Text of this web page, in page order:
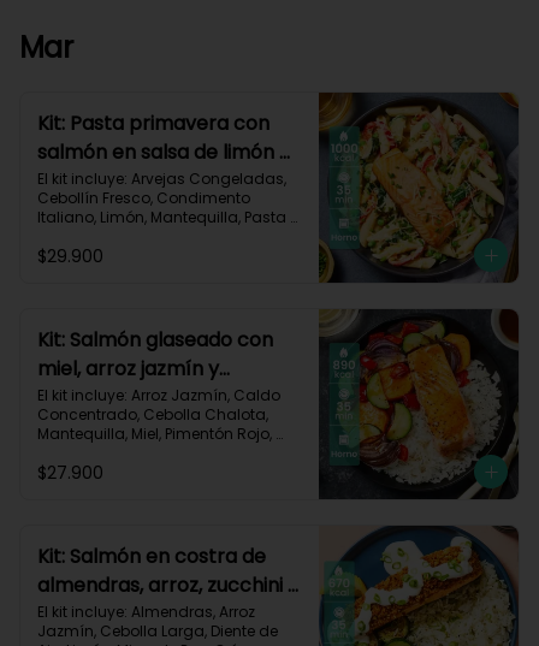
Mar
Kit: Pasta primavera con
salmón en salsa de limón y
vegetales asados-123
El kit incluye: Arvejas Congeladas,
Cebollín Fresco, Condimento
Italiano, Limón, Mantequilla, Pasta
Queso Parmesano, Salmón (120g/p
Carbohidratos 96g | Grasas 48g |
Proteínas 51g
$29.900
Kit: Salmón glaseado con
miel, arroz jazmín y
vegetales horneados-121
El kit incluye: Arroz Jazmín, Caldo
Concentrado, Cebolla Chalota,
Mantequilla, Miel, Pimentón Rojo,
Zanahoria, Zucchini Verde, Receta
Proteínas 35g
$27.900
Kit: Salmón en costra de
almendras, arroz, zucchini y
salsa de limón-126
El kit incluye: Almendras, Arroz
Jazmín, Cebolla Larga, Diente de